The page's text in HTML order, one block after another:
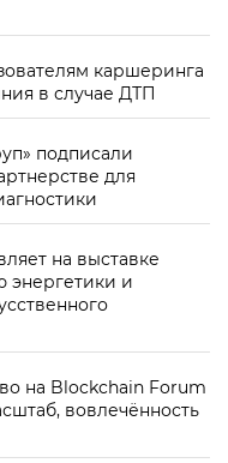
каршеринга
в случае ДТП
подписали
для
на выставке
энергетики и
на Blockchain Forum
вовлечённость